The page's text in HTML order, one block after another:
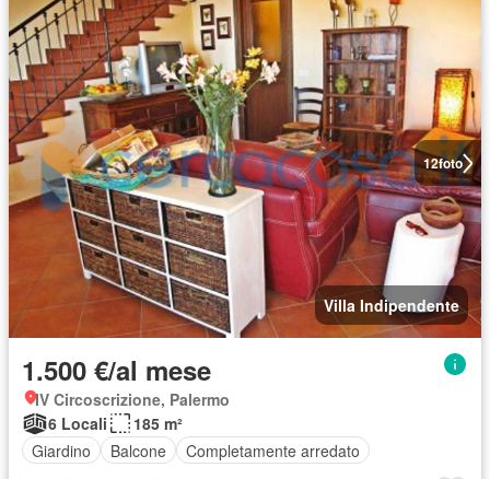
12foto
Villa Indipendente
1.500 €/al mese
IV Circoscrizione, Palermo
6 Locali
185 m²
Giardino
Balcone Completamente arredato